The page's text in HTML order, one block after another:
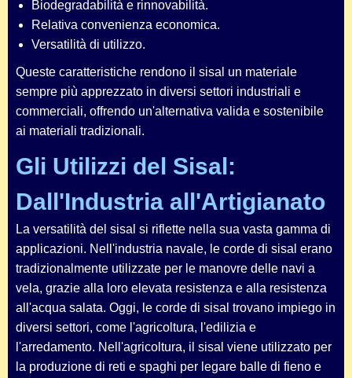
Biodegradabilità e rinnovabilità.
Relativa convenienza economica.
Versatilità di utilizzo.
Queste caratteristiche rendono il sisal un materiale
sempre più apprezzato in diversi settori industriali e
commerciali, offrendo un'alternativa valida e sostenibile
ai materiali tradizionali.
Gli Utilizzi del Sisal:
Dall'Industria all'Artigianato
La versatilità del sisal si riflette nella sua vasta gamma di
applicazioni. Nell'industria navale, le corde di sisal erano
tradizionalmente utilizzate per le manovre delle navi a
vela, grazie alla loro elevata resistenza e alla resistenza
all'acqua salata. Oggi, le corde di sisal trovano impiego in
diversi settori, come l'agricoltura, l'edilizia e
l'arredamento. Nell'agricoltura, il sisal viene utilizzato per
la produzione di reti e spaghi per legare balle di fieno e